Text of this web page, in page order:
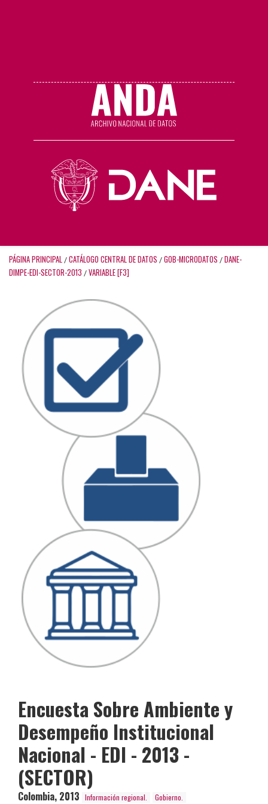
PÁGINA PRINCIPAL / CATÁLOGO CENTRAL DE DATOS / GOB-MICRODATOS / DANE-
DIMPE-EDI-SECTOR-2013 / VARIABLE [F3]
Encuesta Sobre Ambiente y
Desempeño Institucional
Nacional - EDI - 2013 -
(SECTOR)
Colombia, 2013 Información regional.
Gobierno.